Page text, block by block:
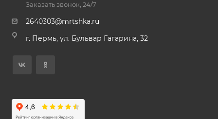
Заказать звонок, 24/7
2640303@mrtshka.ru
г. Пермь, ул. Бульвар Гагарина, 32